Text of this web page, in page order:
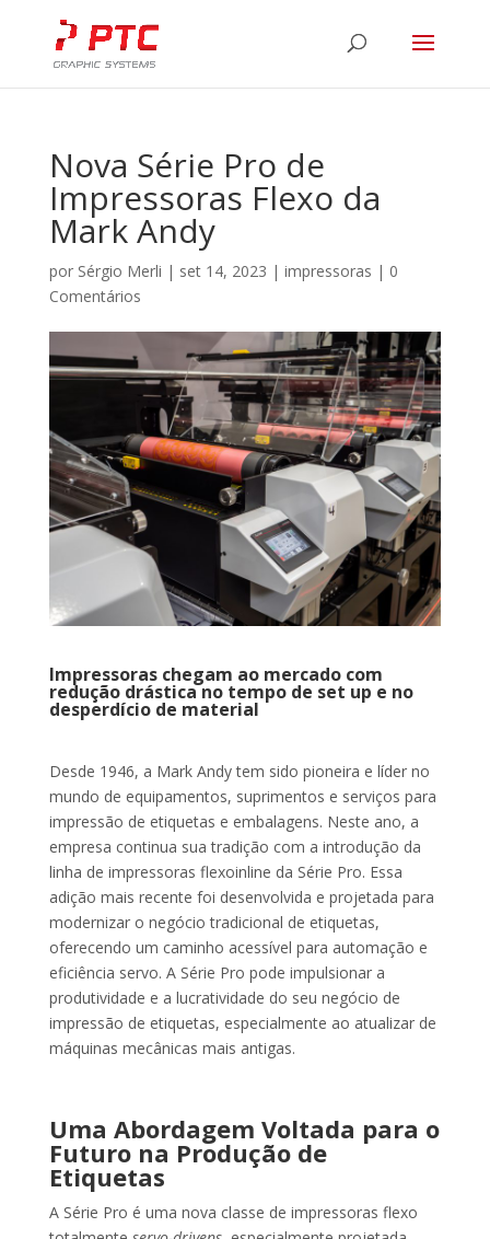
Nova Série Pro de
Impressoras Flexo da
Mark Andy
por Sérgio Merli | set 14, 2023 | impressoras | 0
Comentários
Impressoras chegam ao mercado com
redução drástica no tempo de set up e no
desperdício de material
Desde 1946, a Mark Andy tem sido pioneira e líder no
mundo de equipamentos, suprimentos e serviços para
impressão de etiquetas e embalagens. Neste ano, a
empresa continua sua tradição com a introdução da
linha de impressoras flexoinline da Série Pro. Essa
adição mais recente foi desenvolvida e projetada para
modernizar o negócio tradicional de etiquetas,
oferecendo um caminho acessível para automação e
eficiência servo. A Série Pro pode impulsionar a
produtividade e a lucratividade do seu negócio de
impressão de etiquetas, especialmente ao atualizar de
máquinas mecânicas mais antigas.
Uma Abordagem Voltada para o
Futuro na Produção de
Etiquetas
A Série Pro é uma nova classe de impressoras flexo